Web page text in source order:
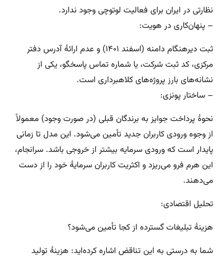
نظارتی در ایران برای فعالیت لوتوچی وجود ندارد.
– پنهان‌کاری در هویت:
ثبت دیرهنگام دامنه (اسفند ۱۴۰۱) و عدم ارائهٔ آدرس دفتر
مرکزی، کد ثبت شرکت، یا شماره تماس پاسخگو، یکی از
نشانه‌های بارز پروژه‌های کلاهبرداری است.
– ساختار پونزی:
نحوهٔ پرداخت جوایز به برندگان قبلی (در صورت وجود) معمولاً
از وجوه ورودی کاربران جدید تأمین می‌شود. این مدل تا زمانی
پایدار است که ورودی سرمایه بیشتر از خروجی باشد. سرانجام،
این هرم فرو می‌ریزد و اکثریت کاربران سرمایهٔ خود را از دست
می‌دهند.
تحلیل اقتصادی:
هزینهٔ تبلیغات گسترده از کجا تأمین می‌شود؟
شما به درستی به این تناقض اشاره کرده‌اید: هزینهٔ تولید